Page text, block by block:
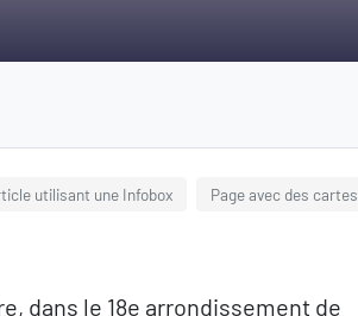
utilisant une Infobox Page avec des cartes
dans le 18e arrondissement de